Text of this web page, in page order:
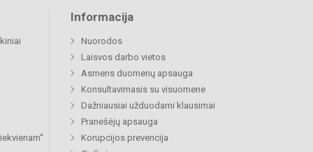
Informacija
Nuorodos
Laisvos darbo vietos
Asmens duomenų apsauga
Konsultavimasis su visuomene
Dažniausiai užduodami klausimai
Pranešėjų apsauga
Korupcijos prevencija